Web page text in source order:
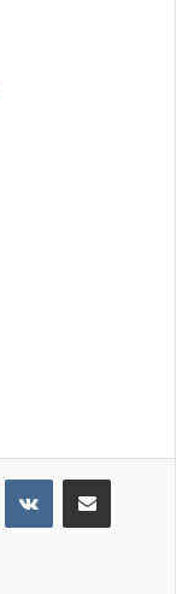
VKontakteE-Posta ile paylaş